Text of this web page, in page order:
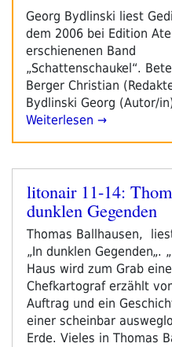
Georg Bydlinski liest
dem 2006 bei Edition
erschienenen Band
„Schattenschaukel“.
Berger Christian
Bydlinski Georg (Autor/
Weiterlesen →
Veröffentlicht
am
litonair 11-14:
dunklen Gegenden
Thomas Ballhausen,
„In dunklen Gegenden„.
Haus wird zum Grab
Chefkartograf erzählt
Auftrag und ein
einer scheinbar
Erde. Vieles in Thomas